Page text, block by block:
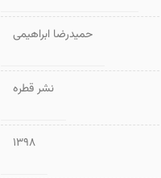
حمیدرضا ابراهیمی
نشر قطره
1398